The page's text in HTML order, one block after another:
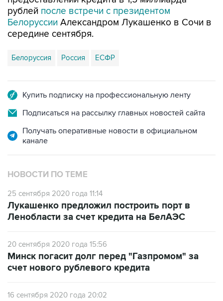
рублей после встречи с президентом
Белоруссии Александром Лукашенко в Сочи в
середине сентября.
Белоруссия Россия ЕСФР
Купить подписку на профессиональную ленту
Подписаться на рассылку главных новостей сайта
Получать оперативные новости в официальном
канале
НОВОСТИ ПО ТЕМЕ
25 сентября 2020 года 11:14
Лукашенко предложил построить порт в
Ленобласти за счет кредита на БелАЭС
20 сентября 2020 года 15:56
Минск погасит долг перед "Газпромом" за
счет нового рублевого кредита
16 сентября 2020 года 20:02